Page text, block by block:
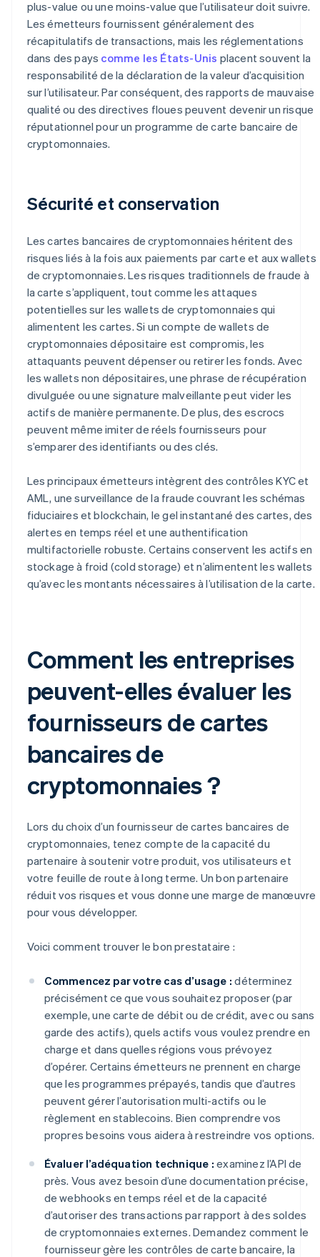
plus-value ou une moins-value que l’utilisateur doit suivre.
Les émetteurs fournissent généralement des
récapitulatifs de transactions, mais les réglementations
dans des pays comme les États-Unis placent souvent la
responsabilité de la déclaration de la valeur d’acquisition
sur l’utilisateur. Par conséquent, des rapports de mauvaise
qualité ou des directives floues peuvent devenir un risque
réputationnel pour un programme de carte bancaire de
cryptomonnaies.
Sécurité et conservation
Les cartes bancaires de cryptomonnaies héritent des
risques liés à la fois aux paiements par carte et aux wallets
de cryptomonnaies. Les risques traditionnels de fraude à
la carte s’appliquent, tout comme les attaques
potentielles sur les wallets de cryptomonnaies qui
alimentent les cartes. Si un compte de wallets de
cryptomonnaies dépositaire est compromis, les
attaquants peuvent dépenser ou retirer les fonds. Avec
les wallets non dépositaires, une phrase de récupération
divulguée ou une signature malveillante peut vider les
actifs de manière permanente. De plus, des escrocs
peuvent même imiter de réels fournisseurs pour
s’emparer des identifiants ou des clés.
Les principaux émetteurs intègrent des contrôles KYC et
AML, une surveillance de la fraude couvrant les schémas
fiduciaires et blockchain, le gel instantané des cartes, des
alertes en temps réel et une authentification
multifactorielle robuste. Certains conservent les actifs en
stockage à froid (cold storage) et n’alimentent les wallets
qu’avec les montants nécessaires à l’utilisation de la carte.
Comment les entreprises
peuvent-elles évaluer les
fournisseurs de cartes
bancaires de
cryptomonnaies ?
Lors du choix d’un fournisseur de cartes bancaires de
cryptomonnaies, tenez compte de la capacité du
partenaire à soutenir votre produit, vos utilisateurs et
votre feuille de route à long terme. Un bon partenaire
réduit vos risques et vous donne une marge de manœuvre
pour vous développer.
Voici comment trouver le bon prestataire :
Commencez par votre cas d’usage : déterminez
précisément ce que vous souhaitez proposer (par
exemple, une carte de débit ou de crédit, avec ou sans
garde des actifs), quels actifs vous voulez prendre en
charge et dans quelles régions vous prévoyez
d’opérer. Certains émetteurs ne prennent en charge
que les programmes prépayés, tandis que d’autres
peuvent gérer l’autorisation multi-actifs ou le
règlement en stablecoins. Bien comprendre vos
propres besoins vous aidera à restreindre vos options.
Évaluer l’adéquation technique : examinez l’API de
près. Vous avez besoin d’une documentation précise,
de webhooks en temps réel et de la capacité
d’autoriser des transactions par rapport à des soldes
de cryptomonnaies externes. Demandez comment le
fournisseur gère les contrôles de carte bancaire, la